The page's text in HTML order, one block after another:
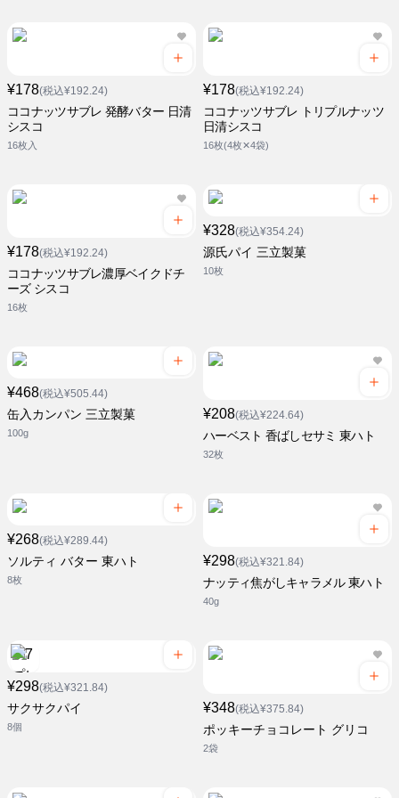
¥178(税込¥192.24)
ココナッツサブレ 発酵バター 日清
シスコ
16枚入
¥178(税込¥192.24)
ココナッツサブレ トリプルナッツ
日清シスコ
16枚(4枚✕4袋)
¥178(税込¥192.24)
ココナッツサブレ濃厚ベイクドチ
ーズ シスコ
16枚
¥328(税込¥354.24)
源氏パイ 三立製菓
10枚
¥468(税込¥505.44)
缶入カンパン 三立製菓
100g
¥208(税込¥224.64)
ハーベスト 香ばしセサミ 東ハト
32枚
¥268(税込¥289.44)
ソルティ バター 東ハト
8枚
¥298(税込¥321.84)
ナッティ焦がしキャラメル 東ハト
40g
¥298(税込¥321.84)
サクサクパイ
8個
¥348(税込¥375.84)
ポッキーチョコレート グリコ
2袋